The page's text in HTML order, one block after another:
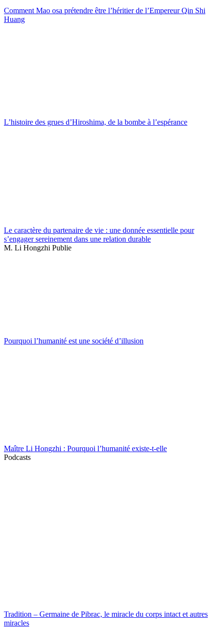
Comment Mao osa prétendre être l’héritier de l’Empereur Qin Shi
Huang
L’histoire des grues d’Hiroshima, de la bombe à l’espérance
Le caractère du partenaire de vie : une donnée essentielle pour
s’engager sereinement dans une relation durable
M. Li Hongzhi Publie
Pourquoi l’humanité est une société d’illusion
Maître Li Hongzhi : Pourquoi l’humanité existe-t-elle
Podcasts
Tradition – Germaine de Pibrac, le miracle du corps intact et autres
miracles